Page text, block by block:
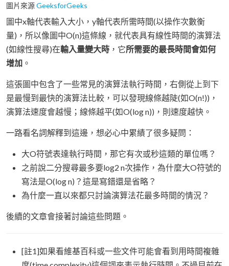
圖片來源GeeksforGeeks
圖中x軸代表輸入大小，y軸代表所需時間(以操作次數衡
量)，所以像圖中O(n)這條線，就代表具有線性時間的演算法
(如線性搜尋)在輸入量變大時 ，它所需要的最長時間會如何
增加 。
這張圖中包含了一些常見的演算法執行時間，右側從上到下
是最慢到最快的演算法比較，可以發現線條越陡(如O(n!))，
演算法速度會越慢；線條越平(如O(log n))，則速度越快。
一路看名詞解釋到這邊，想必心中累績了很多疑問：
大O符號表達執行時間，那它有次或秒這類的單位嗎？
之前說二分搜尋最多要log2 n次操作，為什麼大O符號的
寫法是O(log n)？這是寫錯還是省略？
為什麼一直以來都只討論演算法花最多時間的情況？
後續的文章會接著討論這些問題。
[註1]如果看維基百科或一些文件可能會看到用時間複雜